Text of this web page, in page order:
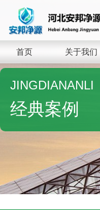
首页 关于我们
JINGDIANANLI
经典案例